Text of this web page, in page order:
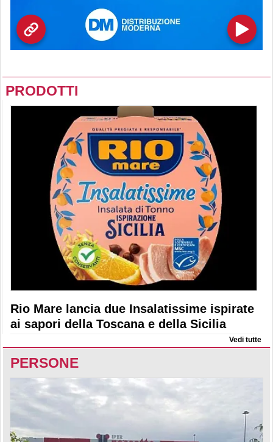
PRODOTTI
Rio Mare lancia due Insalatissime ispirate
ai sapori della Toscana e della Sicilia
Vedi tutte
PERSONE